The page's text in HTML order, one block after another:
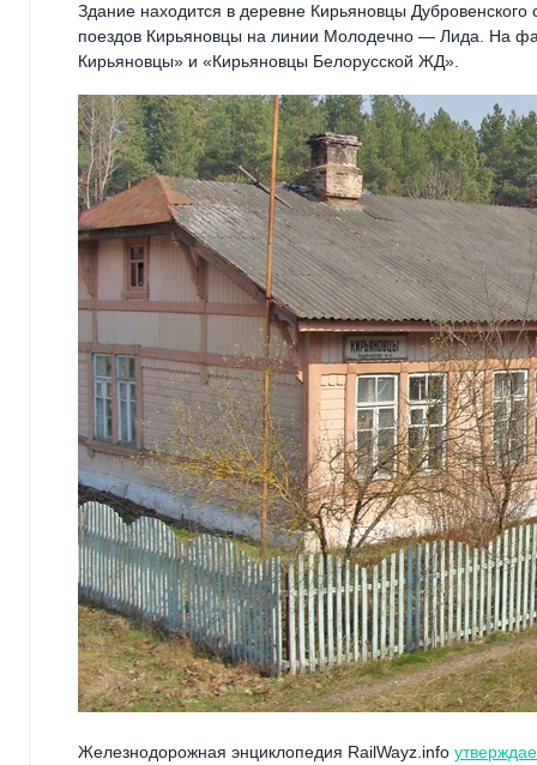
Здание находится в деревне Кирьяновцы
поездов Кирьяновцы на линии Молодечно — Лида. На
Кирьяновцы» и «Кирьяновцы Белорусской ЖД».
Железнодорожная энциклопедия RailWayz.info